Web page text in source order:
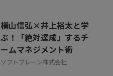
横山信弘×井上裕太と学
ぶ！「絶対達成」するチ
ームマネジメント術
ソフトブレーン株式会社